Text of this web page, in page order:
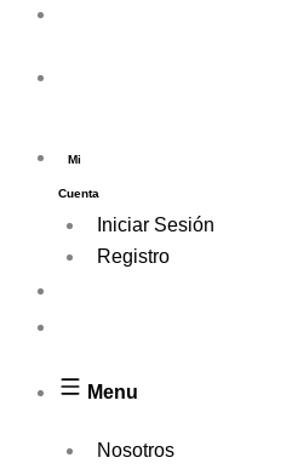
Mi
Cuenta
Iniciar Sesión
Registro
Menu
Nosotros